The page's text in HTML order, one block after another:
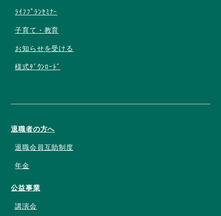
ﾗｲﾌﾌﾟﾗﾝｾﾐﾅｰ
子育て・教育
お知らせを受ける
様式ﾀﾞｳﾝﾛｰﾄﾞ
退職者の方へ
退職会員互助制度
年金
公益事業
講演会